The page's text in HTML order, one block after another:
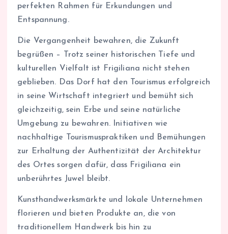
perfekten Rahmen für Erkundungen und
Entspannung.
Die Vergangenheit bewahren, die Zukunft
begrüßen – Trotz seiner historischen Tiefe und
kulturellen Vielfalt ist Frigiliana nicht stehen
geblieben. Das Dorf hat den Tourismus erfolgreich
in seine Wirtschaft integriert und bemüht sich
gleichzeitig, sein Erbe und seine natürliche
Umgebung zu bewahren. Initiativen wie
nachhaltige Tourismuspraktiken und Bemühungen
zur Erhaltung der Authentizität der Architektur
des Ortes sorgen dafür, dass Frigiliana ein
unberührtes Juwel bleibt.
Kunsthandwerksmärkte und lokale Unternehmen
florieren und bieten Produkte an, die von
traditionellem Handwerk bis hin zu